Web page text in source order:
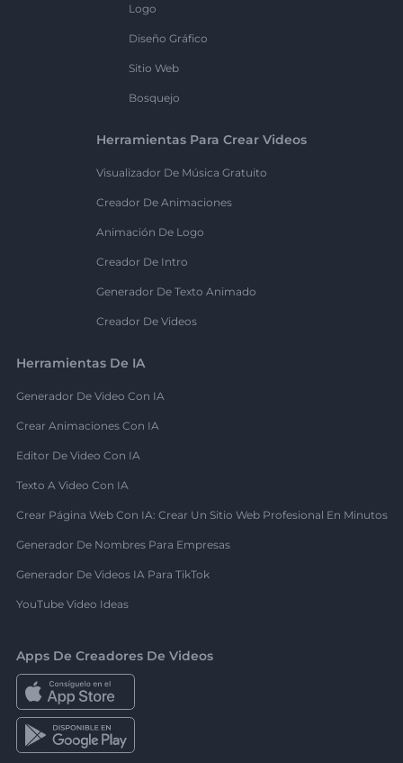
Logo
Diseño Gráfico
Sitio Web
Bosquejo
Herramientas Para Crear Videos
Visualizador De Música Gratuito
Creador De Animaciones
Animación De Logo
Creador De Intro
Generador De Texto Animado
Creador De Videos
Herramientas De IA
Generador De Video Con IA
Crear Animaciones Con IA
Editor De Video Con IA
Texto A Video Con IA
Crear Página Web Con IA: Crear Un Sitio Web Profesional En Minutos
Generador De Nombres Para Empresas
Generador De Videos IA Para TikTok
YouTube Video Ideas
Apps De Creadores De Videos